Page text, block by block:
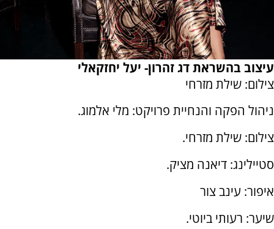
עיצוב בהשראת דג זהרון- יעל יחזקאלי
צילום: שילת מזרחי
ניהול הפקה והנחיית פרויקט: מלי אלמוג.
צילום: שילת מזרחי.
סטיילינג: דיאנה מציק.
איפור: עינב צור
שיער: רעותי ביוטי.